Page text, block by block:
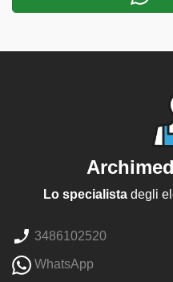
Lo specialistadegli
3486102520
WhatsApp